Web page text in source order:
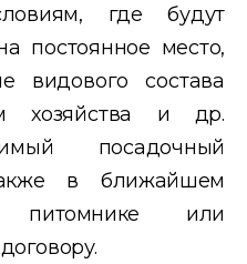
виям, где будут
постоянное место,
видового состава
хозяйства и др.
посадочный
в ближайшем
питомнике или